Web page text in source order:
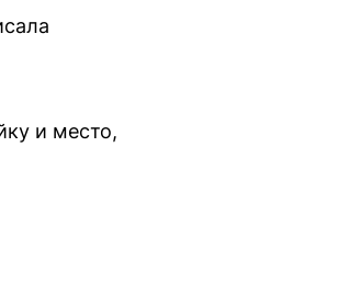
и место,